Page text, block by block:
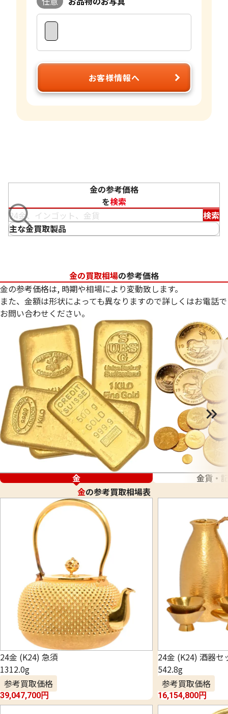
お客様情報へ
金の参考価格
を検索
検索
主な金買取製品
金の買取相場の参考価格
金の参考価格は, 時期や相場により変動致します。
また、金額は形状によっても異なりますので詳しくはお電話で
お問い合わせください。
金
金貨・
金の参考買取相場表
24金 (K24) 急須
1312.0g
参考買取価格
39,047,700円
24金 (K24) 酒器セ
542.8g
参考買取価格
16,154,800円